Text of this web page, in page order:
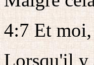
4:7 Et
Lorsqu'il y